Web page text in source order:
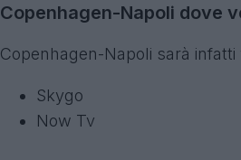
Copenhagen-Napoli dove
Copenhagen-Napoli sarà
Skygo
Now Tv